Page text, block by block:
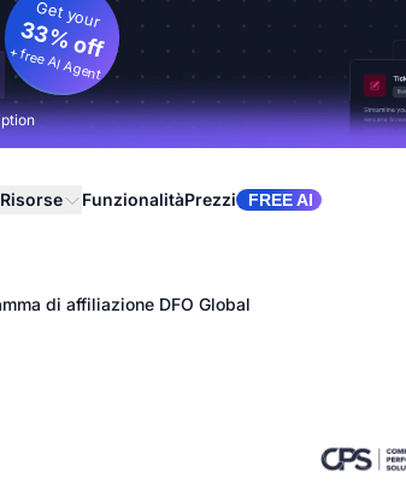
Get your
33% off
+ free AI Agent
Risorse FunzionalitàPrezzi FREE AI
di affiliazione DFO Global